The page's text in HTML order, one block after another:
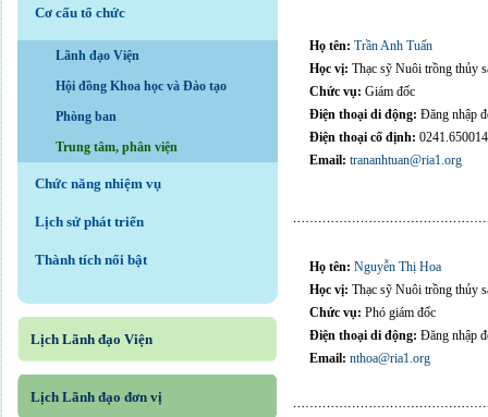
Cơ cấu tổ chức
Lãnh đạo Viện
Hội đồng Khoa học và Đào tạo
Phòng ban
Trung tâm, phân viện
Chức năng nhiệm vụ
Lịch sử phát triển
Thành tích nổi bật
Lịch Lãnh đạo Viện
Lịch Lãnh đạo đơn vị
Họ tên: Trần Anh Tuấn
Học vị: Thạc sỹ Nuôi trồng thủy
Chức vụ: Giám đốc
Điện thoại di động: Đăng nhập
Điện thoại cố định:
Email: trananhtuan@ria1.org
Họ tên: Nguyễn Thị Hoa
Học vị: Thạc sỹ Nuôi trồng thủy
Chức vụ: Phó giám đốc
Điện thoại di động: Đăng nhập
Email: nthoa@ria1.org